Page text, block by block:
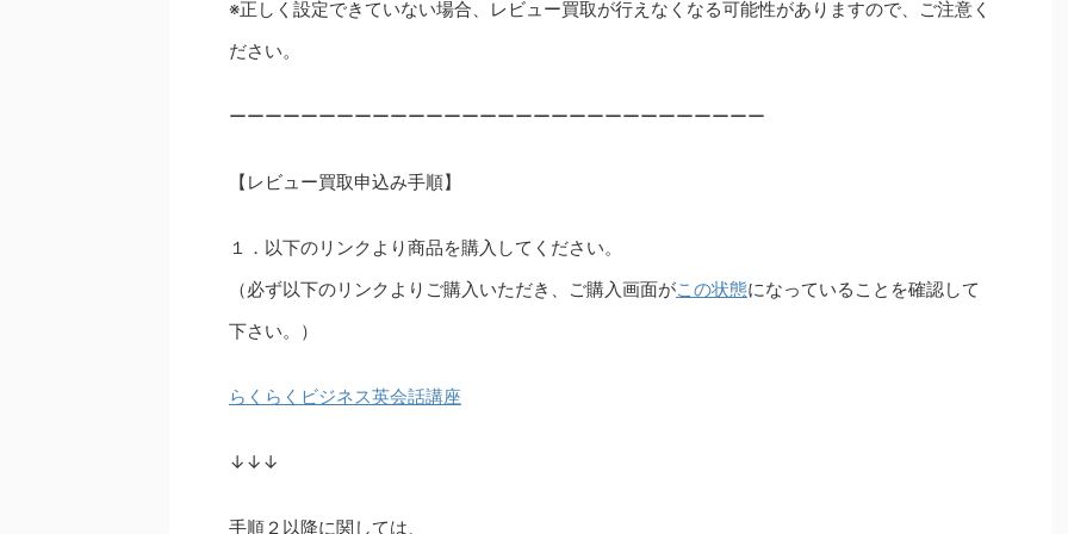
※正しく設定できていない場合、レビュー買取が行えなくなる可能性がありますので、ご注意く
ださい。
ーーーーーーーーーーーーーーーーーーーーーーーーーーーーーー
【レビュー買取申込み手順】
１．以下のリンクより商品を購入してください。
（必ず以下のリンクよりご購入いただき、ご購入画面がこの状態になっていることを確認して
下さい。）
らくらくビジネス英会話講座
↓↓↓
手順２以降に関しては、